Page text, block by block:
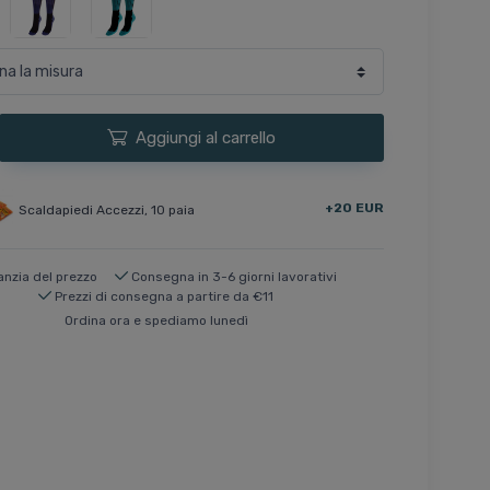
Aggiungi al carrello
Scaldapiedi Accezzi, 10 paia +20 EUR
del prezzo
Consegna in 3-6 giorni lavorativi
Prezzi di consegna a partire da €11
Ordina ora e spediamo lunedì